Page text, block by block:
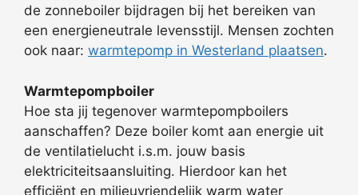
de zonneboiler bijdragen bij het bereiken van
een energieneutrale levensstijl. Mensen zochten
ook naar: warmtepomp in Westerland plaatsen.
Warmtepompboiler
Hoe sta jij tegenover warmtepompboilers
aanschaffen? Deze boiler komt aan energie uit
de ventilatielucht i.s.m. jouw basis
elektriciteitsaansluiting. Hierdoor kan het
efficiënt en milieuvriendelijk warm water